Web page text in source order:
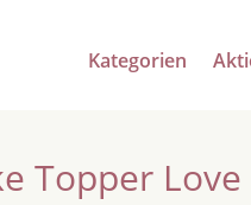
Kategorien
Topper Love